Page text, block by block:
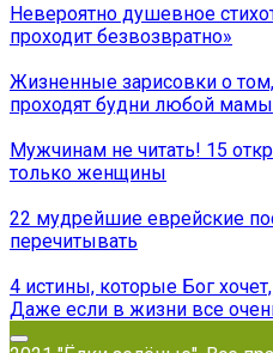
Невероятно душевное
проходит безвозвратно»
Жизненные зарисовки о
проходят будни любой мамы
Мужчинам не читать! 15
только женщины
22 мудрейшие еврейские
перечитывать
4 истины, которые Бог
Даже если в жизни все